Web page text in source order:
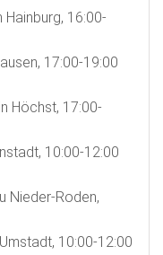
Hainburg, 16:00-
17:00-19:00
Höchst, 17:00-
10:00-12:00
Nieder-Roden,
10:00-12:00